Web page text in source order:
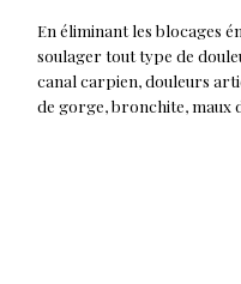
En éliminant les blocages
soulager tout type de
canal carpien, douleurs
de gorge, bronchite, maux